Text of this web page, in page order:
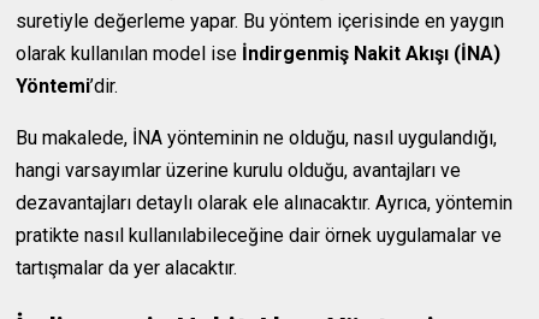
suretiyle değerleme yapar. Bu yöntem içerisinde en yaygın
olarak kullanılan model ise İndirgenmiş Nakit Akışı (İNA)
Yöntemi’dir.
Bu makalede, İNA yönteminin ne olduğu, nasıl uygulandığı,
hangi varsayımlar üzerine kurulu olduğu, avantajları ve
dezavantajları detaylı olarak ele alınacaktır. Ayrıca, yöntemin
pratikte nasıl kullanılabileceğine dair örnek uygulamalar ve
tartışmalar da yer alacaktır.